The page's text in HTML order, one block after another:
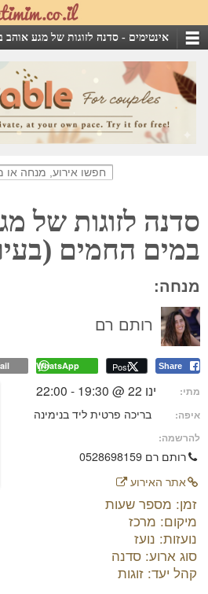
אינטימים - סדנה לזוגות של מגע
Search
סדנה לזוגות של
במים החמים
מנחה:
רותם רם
Share
Post
WhatsApp
מתי: ינו 22 @ 19:30 - 22:00
איפה: בריכה פרטית ליד בנימינה
להרשמה:
רותם רם 0528698159
אתר האירוע
זמן: מספר שעות
מיקום: מרכז
נועזות: נועז
סוג ארוע: סדנה
קהל יעד: זוגות